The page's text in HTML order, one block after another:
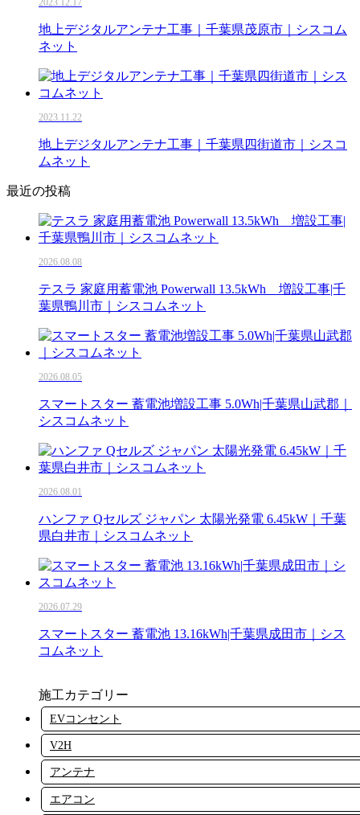
2023.12.17
地上デジタルアンテナ工事｜千葉県茂原市｜シスコム
ネット
2023.11.22
地上デジタルアンテナ工事｜千葉県四街道市｜シスコ
ムネット
最近の投稿
2026.08.08
テスラ 家庭用蓄電池 Powerwall 13.5kWh 増設工事|千
葉県鴨川市｜シスコムネット
2026.08.05
スマートスター 蓄電池増設工事 5.0Wh|千葉県山武郡｜
シスコムネット
2026.08.01
ハンファ Qセルズ ジャパン 太陽光発電 6.45kW｜千葉
県白井市｜シスコムネット
2026.07.29
スマートスター 蓄電池 13.16kWh|千葉県成田市｜シス
コムネット
施工カテゴリー
EVコンセント
V2H
アンテナ
エアコン